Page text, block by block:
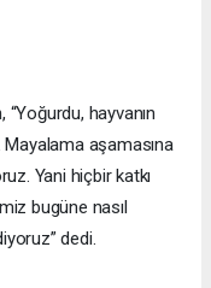
hayvanın
Mayalama aşamasına
Yani hiçbir katkı
bugüne nasıl
dedi.